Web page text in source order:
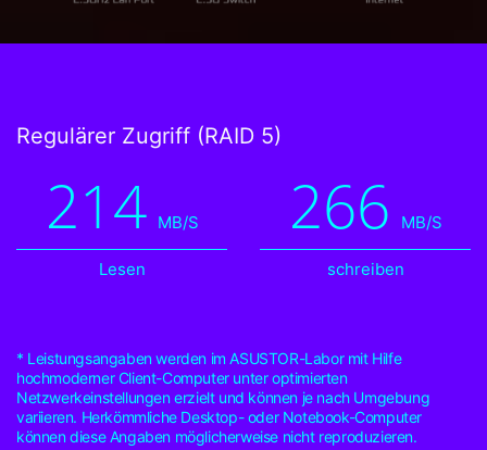
Regulärer Zugriff (RAID 5)
214 MB/S
Lesen
266 MB/S
schreiben
* Leistungsangaben werden im ASUSTOR-Labor mit Hilfe
hochmoderner Client-Computer unter optimierten
Netzwerkeinstellungen erzielt und können je nach Umgebung
variieren. Herkömmliche Desktop- oder Notebook-Computer
können diese Angaben möglicherweise nicht reproduzieren.